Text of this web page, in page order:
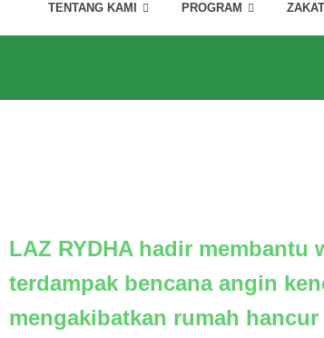
TENTANG KAMI PROGRAM ZAKAT
LAZ RYDHA hadir membantu
terdampak bencana angin
mengakibatkan rumah